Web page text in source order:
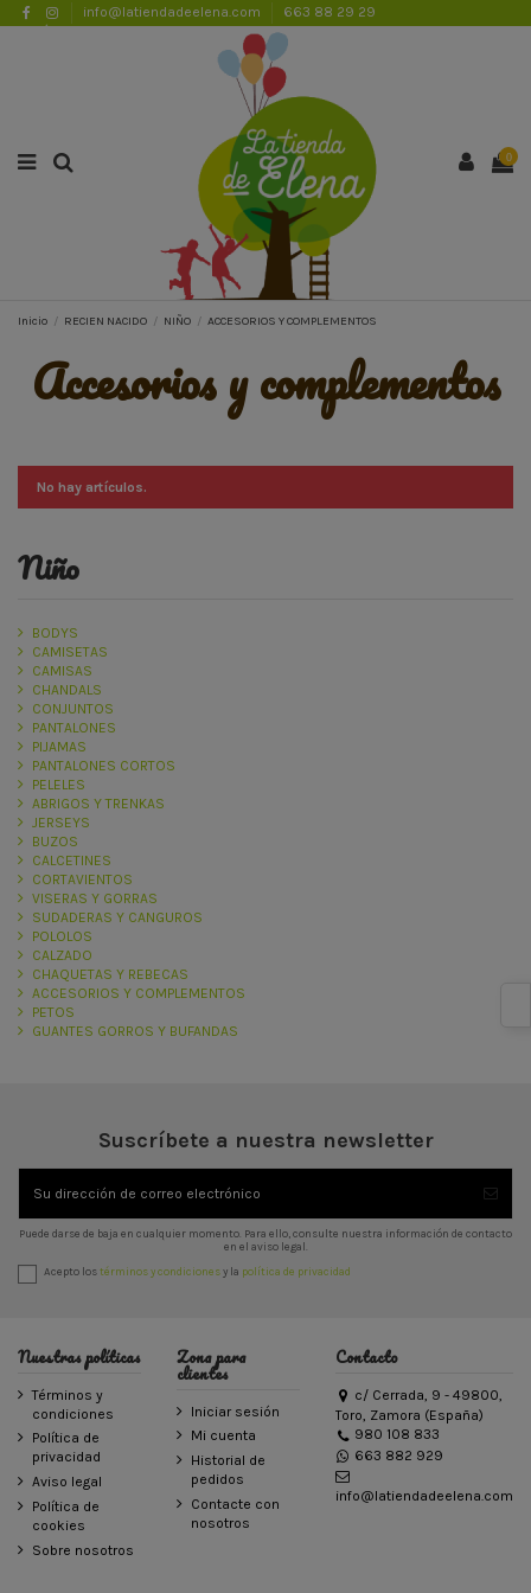
info@latiendadeelena.com
663 88 29 29
ENVÍOS GRATUITOS A PARTIR DE 50€
0
Inicio RECIEN NACIDO NIÑO ACCESORIOS Y COMPLEMENTOS
accesorios y complementos
No hay artículos.
niño
BODYS
CAMISETAS
CAMISAS
CHANDALS
CONJUNTOS
PANTALONES
PIJAMAS
PANTALONES CORTOS
PELELES
ABRIGOS Y TRENKAS
JERSEYS
BUZOS
CALCETINES
CORTAVIENTOS
VISERAS Y GORRAS
SUDADERAS Y CANGUROS
POLOLOS
CALZADO
CHAQUETAS Y REBECAS
ACCESORIOS Y COMPLEMENTOS
PETOS
GUANTES GORROS Y BUFANDAS
Suscríbete a nuestra newsletter
Puede darse de baja en cualquier momento. Para ello, consulte nuestra información de contacto
en el aviso legal.
Acepto lostérminos y condicionesy la política de privacidad
Nuestras políticas
Términos y
condiciones
Política de
privacidad
Aviso legal
Política de
cookies
Sobre nosotros
Zona para
clientes
Iniciar sesión
Mi cuenta
Historial de
pedidos
Contacte con
nosotros
Contacto
c/ Cerrada, 9 - 49800,
Toro, Zamora (España)
980 108 833
663 882 929
info@latiendadeelena.com